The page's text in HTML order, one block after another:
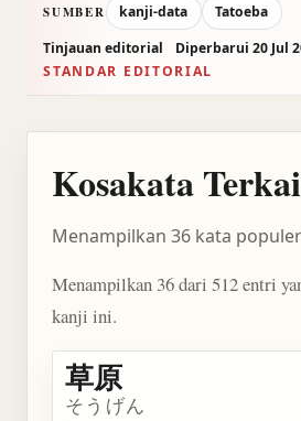
SUMBER kanji-data
Tatoeba
Tinjauan editorial
Diperbarui 20 Jul
STANDAR EDITORIAL
Kosakata
Menampilkan 36 kata populer
Menampilkan 36 dari 512 entri
kanji ini.
草原
そうげん